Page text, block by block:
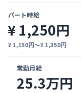
パート時給
¥ 1,250円
¥ 1,150円〜¥ 1,350円
常勤月給
25.3万円